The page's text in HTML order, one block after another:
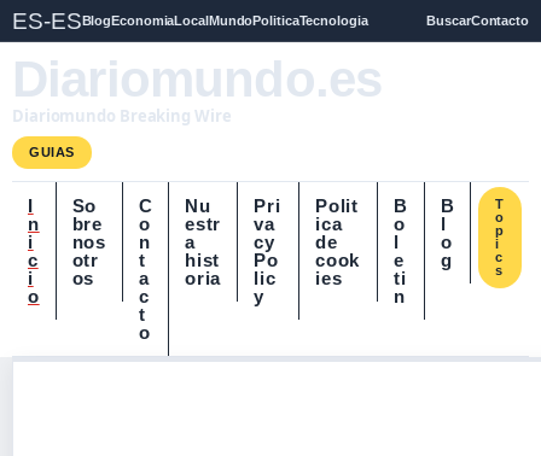
ES-ESBlogEconomiaLocalMundoPoliticaTecnologia BuscarContacto
Diariomundo.es
Diariomundo Breaking Wire
GUIAS
I
n
i
c
i
o
So
bre
nos
otr
os
C
o
n
t
a
c
t
o
Nu
estr
a
hist
oria
Pri
va
cy
Po
lic
y
Polit
ica
de
cook
ies
B
o
l
e
ti
n
B
l
o
g
T
o
p
i
c
s